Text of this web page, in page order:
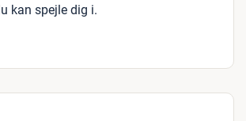
kan spejle dig i.